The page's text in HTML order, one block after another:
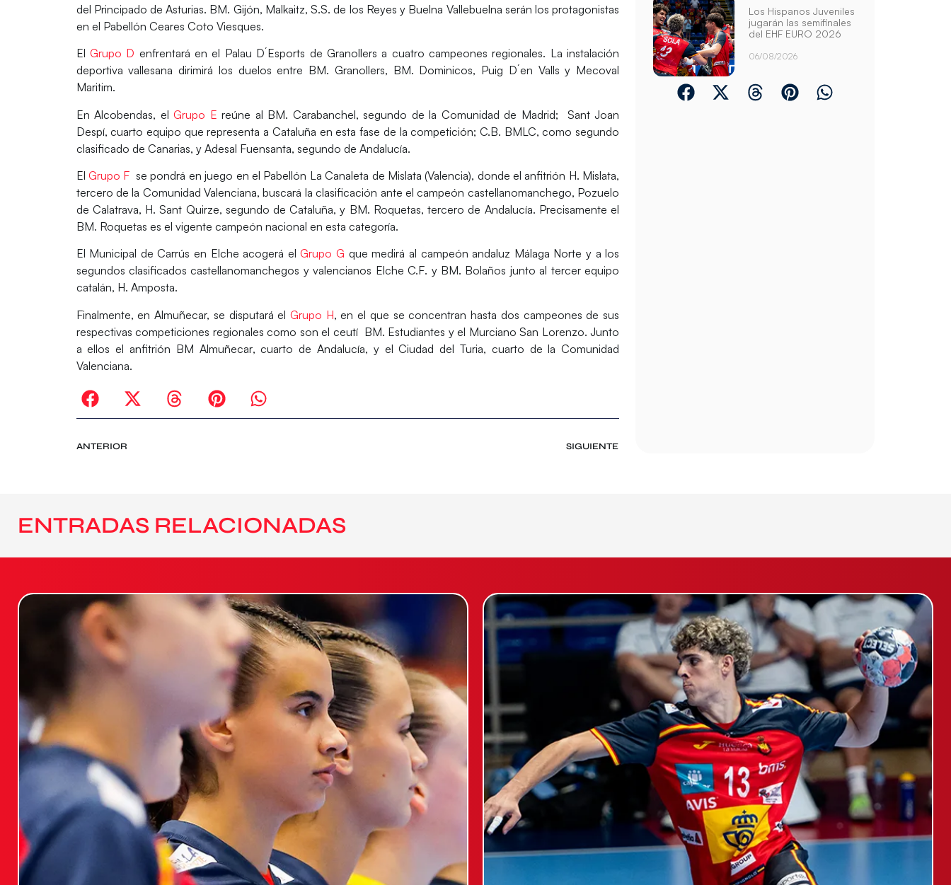
del Principado de Asturias. BM. Gijón, Malkaitz, S.S. de los Reyes y Buelna Vallebuelna serán los protagonistas
en el Pabellón Ceares Coto Viesques.
El Grupo D enfrentará en el Palau D´Esports de Granollers a cuatro campeones regionales. La instalación
deportiva vallesana dirimirá los duelos entre BM. Granollers, BM. Dominicos, Puig D´en Valls y Mecoval
Maritim.
En Alcobendas, elGrupo E reúne al BM. Carabanchel, segundo de la Comunidad de Madrid; Sant Joan
Despí, cuarto equipo que representa a Cataluña en esta fase de la competición;C.B. BMLC, como segundo
clasificado de Canarias, y Adesal Fuensanta, segundo de Andalucía.
El Grupo F se pondrá en juego en el Pabellón La Canaleta de Mislata (Valencia), donde el anfitrión H. Mislata,
tercero de la Comunidad Valenciana, buscará la clasificación ante el campeón castellanomanchego, Pozuelo
de Calatrava, H. Sant Quirze, segundo de Cataluña, y BM. Roquetas, tercero de Andalucía. Precisamente el
BM. Roquetas es el vigente campeón nacional en esta categoría.
El Municipal de Carrús en Elche acogerá el Grupo G que medirá al campeón andaluz Málaga Norte y a los
segundos clasificados castellanomanchegos y valencianos Elche C.F. yBM. Bolaños junto al tercer equipo
catalán, H. Amposta.
Finalmente, en Almuñecar, se disputará el Grupo H, en el que se concentran hasta dos campeones de sus
respectivas competiciones regionales como son el ceutí BM. Estudiantes y el Murciano San Lorenzo. Junto
a ellos el anfitrión BM Almuñecar, cuarto de Andalucía, y elCiudad del Turia, cuarto de la Comunidad
Valenciana.
ANTERIOR SIGUIENTE
Los Hispanos Juveniles
jugarán las semifinales
del EHF EURO 2026
06/08/2026
ENTRADAS RELACIONADAS